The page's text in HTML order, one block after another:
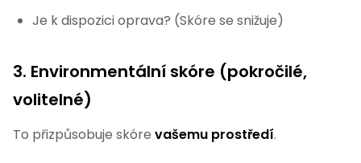
Je k dispozici oprava? (Skóre se snižuje)
3. Environmentální skóre (pokročilé,
volitelné)
To přizpůsobuje skóre vašemu prostředí.